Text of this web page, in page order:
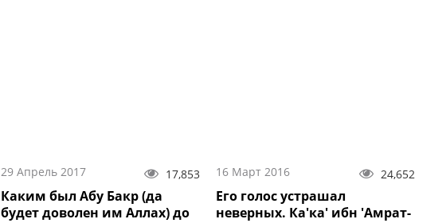
29 Апрель 2017 17,853
Каким был Абу Бакр (да
будет доволен им Аллах) до
16 Март 2016 24,652
Его голос устрашал
неверных. Ка'ка' ибн 'Амрат-